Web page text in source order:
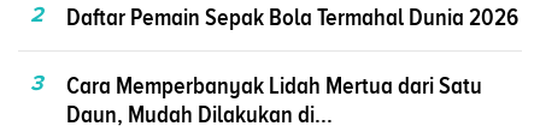
2 Daftar Pemain Sepak Bola Termahal Dunia 2026
3
Cara Memperbanyak Lidah Mertua dari Satu
Daun, Mudah Dilakukan di...